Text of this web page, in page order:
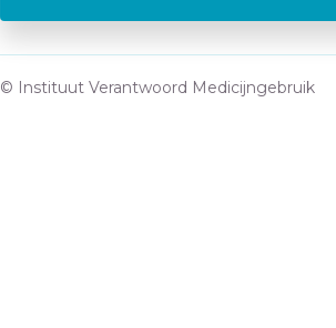
© Instituut Verantwoord Medicijngebruik